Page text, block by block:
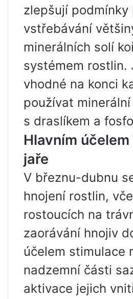
zlepšují podmínky
vstřebávání
minerálních solí
systémem rostlin.
vhodné na konci
používat
s draslíkem a
Hlavním
jaře
V březnu-dubnu
hnojení rostlin,
rostoucích na
zaorávání hnojiv
účelem stimulace
nadzemní části
aktivace jejich